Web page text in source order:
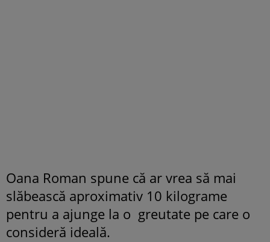
Oana Roman spune că ar vrea să mai
slăbească aproximativ 10 kilograme
pentru a ajunge la o greutate pe care o
consideră ideală.